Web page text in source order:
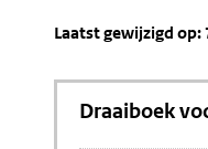
Laatst gewijzigd op:
Draaiboek